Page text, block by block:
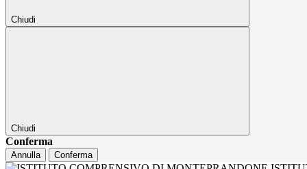
Chiudi
Chiudi
Conferma
Annulla Conferma